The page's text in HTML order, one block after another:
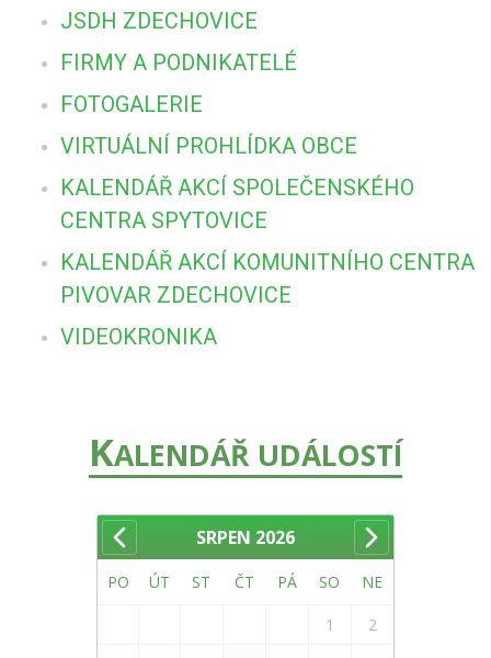
JSDH ZDECHOVICE
FIRMY A PODNIKATELÉ
FOTOGALERIE
VIRTUÁLNÍ PROHLÍDKA OBCE
KALENDÁŘ AKCÍ SPOLEČENSKÉHO
CENTRA SPYTOVICE
KALENDÁŘ AKCÍ KOMUNITNÍHO CENTRA
PIVOVAR ZDECHOVICE
VIDEOKRONIKA
KALENDÁŘ UDÁLOSTÍ
SRPEN 2026
PO ÚT ST ČT PÁ SO NE
1
2